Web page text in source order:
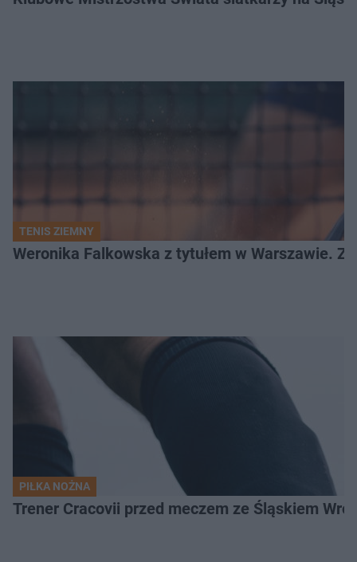
TENIS ZIEMNY
Weronika Falkowska z tytułem w Warszawie.
PIŁKA NOŻNA
Trener Cracovii przed meczem ze Śląskiem